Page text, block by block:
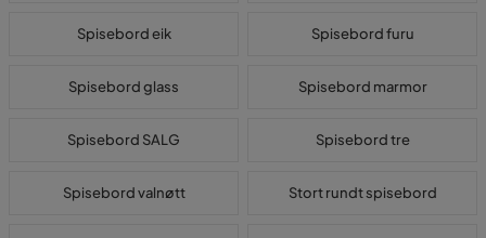
Spisebord eik Spisebord furu
Spisebord glass Spisebord marmor
Spisebord SALG Spisebord tre
Spisebord valnøtt Stort rundt spisebord